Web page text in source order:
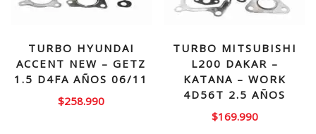
TURBO HYUNDAI
ACCENT NEW – GETZ
1.5 D4FA AÑOS 06/11
$258.990
TURBO MITSUBISHI
L200 DAKAR –
KATANA – WORK
4D56T 2.5 AÑOS
$169.990